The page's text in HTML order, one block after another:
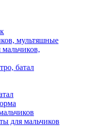
мультяшные
батал
для мальчиков